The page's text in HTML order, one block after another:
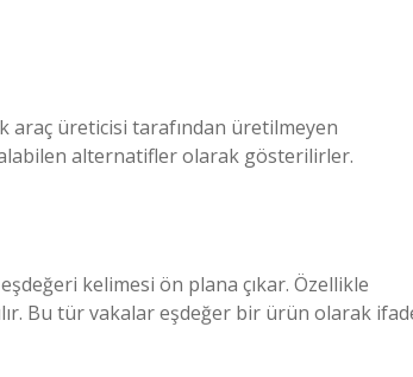
araç üreticisi tarafından üretilmeyen
alternatifler olarak gösterilirler.
kelimesi ön plana çıkar. Özellikle
Bu tür vakalar eşdeğer bir ürün olarak